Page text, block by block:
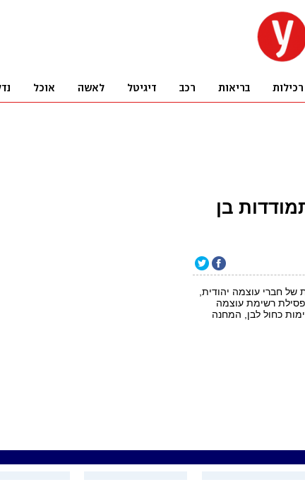
בן
חברי עוצמה יהודית,
רשימת עוצמה
כחול לבן, המחנה